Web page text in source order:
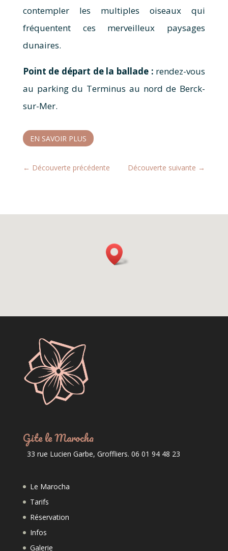
contempler les multiples oiseaux qui
fréquentent ces merveilleux paysages
dunaires.
Point de départ de la ballade : rendez-vous
au parking du Terminus au nord de Berck-
sur-Mer.
EN SAVOIR PLUS
← Découverte précédente Découverte suivante →
Gite le Marocha
33 rue Lucien Garbe, Groffliers. 06 01 94 48 23
Le Marocha
Tarifs
Réservation
Infos
Galerie